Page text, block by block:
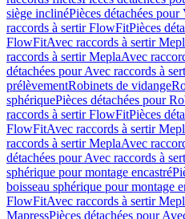
siège inclinéPièces détachées
raccords à sertir FlowFitPièces
FlowFitAvec raccords à sertir
raccords à sertir MeplaAvec
détachées pour Avec raccords à
prélèvementRobinets de vidange
sphériquePièces détachées pour
raccords à sertir FlowFitPièces
FlowFitAvec raccords à sertir
raccords à sertir MeplaAvec
détachées pour Avec raccords à
sphérique pour montage encastré
boisseau sphérique pour montage
FlowFitAvec raccords à sertir
MapressPièces détachées pour